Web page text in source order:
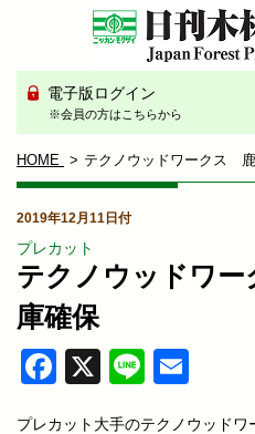
電子版ログイン
※会員の方はこちらから
HOME テクノウッドワークス
2019年12月11日付
プレカット
テクノウッドワ
庫確保
Facebook
X Line
プレカット大手のテクノウッドワ